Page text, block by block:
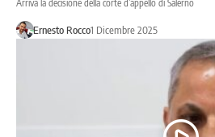
Arriva la decisione della corte d’appello di Salerno
Ernesto Rocco1 Dicembre 2025